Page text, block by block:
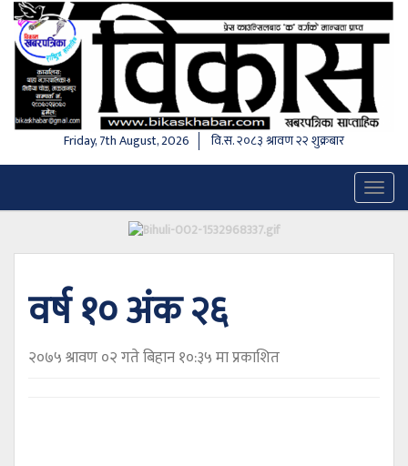
Friday, 7th August, 2026 वि.स.२०८३ श्रावण २२ शुक्रबार
वर्ष १० अंक २६
२०७५ श्रावण ०२ गते बिहान १०:३५ मा प्रकाशित